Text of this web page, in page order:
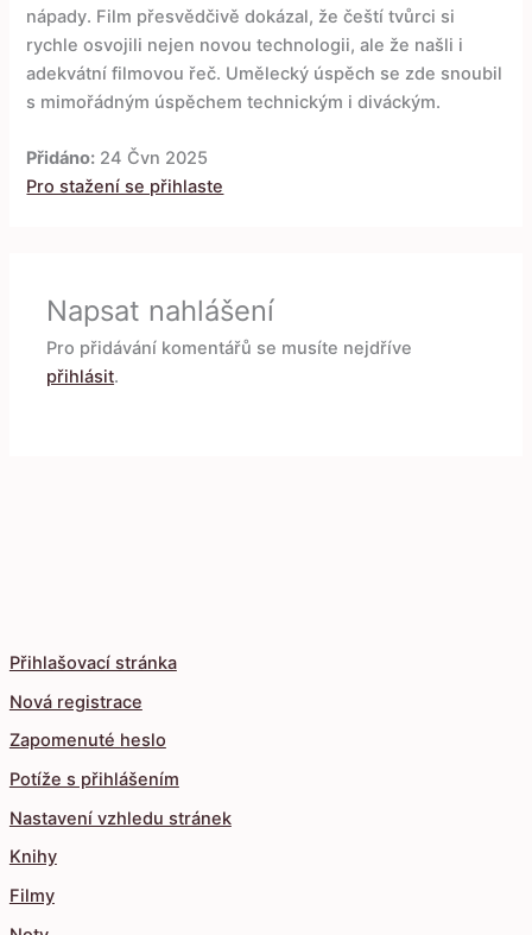
Přihlašovací stránka
Nová registrace
Zapomenuté heslo
Potíže s přihlášením
Nastavení vzhledu stránek
Knihy
Filmy
nápady. Film přesvědčivě dokázal, že čeští tvůrci si
rychle osvojili nejen novou technologii, ale že našli i
adekvátní filmovou řeč. Umělecký úspěch se zde snoubil
s mimořádným úspěchem technickým i diváckým.
Přidáno: 24 Čvn 2025
Pro stažení se přihlaste
Napsat nahlášení
Pro přidávání komentářů se musíte nejdříve
přihlásit.